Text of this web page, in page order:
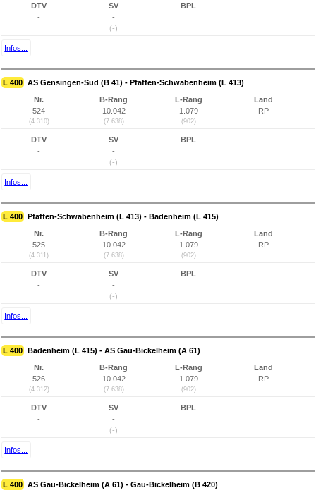
DTV
-
SV
-
(-)
BPL
Infos...
L 400 AS Gensingen-Süd (B 41) - Pfaffen-Schwabenheim (L 413)
Nr.
524
(4.310)
B-Rang
10.042
(7.638)
L-Rang
1.079
(902)
Land
RP
DTV
-
SV
-
(-)
BPL
Infos...
L 400 Pfaffen-Schwabenheim (L 413) - Badenheim (L 415)
Nr.
525
(4.311)
B-Rang
10.042
(7.638)
L-Rang
1.079
(902)
Land
RP
DTV
-
SV
-
(-)
BPL
Infos...
L 400 Badenheim (L 415) - AS Gau-Bickelheim (A 61)
Nr.
526
(4.312)
B-Rang
10.042
(7.638)
L-Rang
1.079
(902)
Land
RP
DTV
-
SV
-
(-)
BPL
Infos...
L 400 AS Gau-Bickelheim (A 61) - Gau-Bickelheim (B 420)